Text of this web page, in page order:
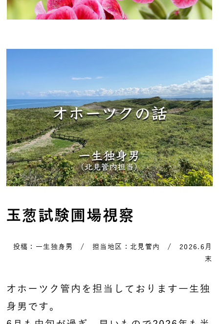
玉葱試験圃場視察
投稿：一生独身男 / 担当地区：北見管内 / 2026.6月
末
オホーツク管内を担当しております一生独
身男です。